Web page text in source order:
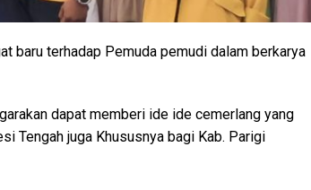
baru terhadap Pemuda pemudi dalam berkarya
dapat memberi ide ide cemerlang yang
Tengah juga Khususnya bagi Kab. Parigi